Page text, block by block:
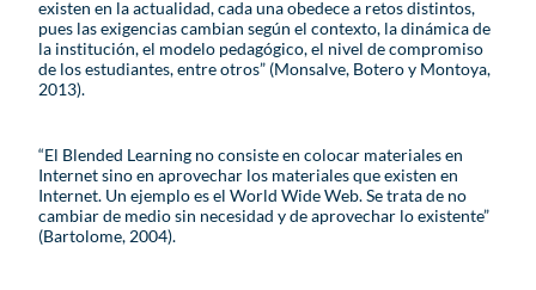
existen en la actualidad, cada una obedece a retos distintos,
pues las exigencias cambian según el contexto, la dinámica de
la institución, el modelo pedagógico, el nivel de compromiso
de los estudiantes, entre otros” (Monsalve, Botero y Montoya,
2013).
“El Blended Learning no consiste en colocar materiales en
Internet sino en aprovechar los materiales que existen en
Internet. Un ejemplo es el World Wide Web. Se trata de no
cambiar de medio sin necesidad y de aprovechar lo existente”
(Bartolome, 2004).